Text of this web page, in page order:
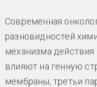
Современная
разновидностей
механизма действия
влияют на генную
мембраны, третьи